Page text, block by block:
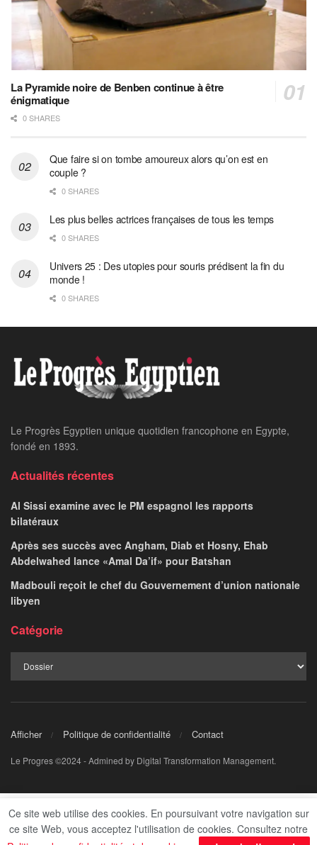
La Pyramide noire de Benben continue à être
énigmatique
0 SHARES
Que faire si on tombe amoureux alors qu’on est en
couple ?
0 SHARES
Les plus belles actrices françaises de tous les temps
0 SHARES
Univers 25 : Des utopies pour souris prédisent la fin du
monde !
0 SHARES
Le Progrès Egyptien unique quotidien francophone en Egypte,
fondé en 1893.
Actualités récentes
Al Sissi examine avec le PM espagnol les rapports
bilatéraux
Après ses succès avec Angham, Diab et Hosny, Ehab
Abdelwahed lance «Amal Da’if» pour Batshan
Madbouli reçoit le chef du Gouvernement d’union nationale
libyen
Catégorie
Afficher Politique de confidentialité Contact
Le Progres ©2024 - Admined by Digital Transformation Management.
Ce site web utilise des cookies. En poursuivant votre navigation sur
ce site Web, vous acceptez l'utilisation de cookies. Consultez notre